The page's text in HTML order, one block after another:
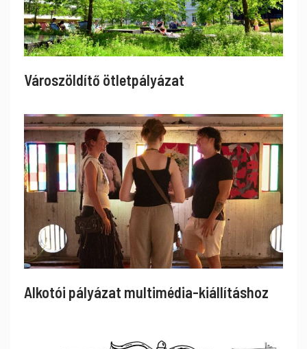
Városzöldítő ötletpályázat
Alkotói pályázat multimédia-kiállításhoz